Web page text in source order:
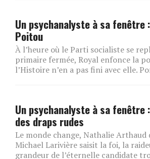
Un psychanalyste à sa fenêtre
Poitou
À l’heure où le Parti socialiste se
primaire fermée, Royal enfonce la
l’Histoire n’en a pas fini avec elle.
Un psychanalyste à sa fenêtre
des draps rudes
Le monde change, Nathalie Arthaud
Michael Larivière saisit la foi, la
grandeur de l’éternelle candidate